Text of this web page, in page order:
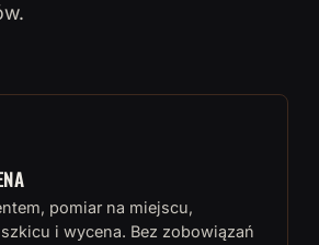
pomiar na miejscu,
i wycena. Bez zobowiązań